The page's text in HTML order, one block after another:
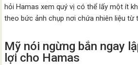
hỏi Hamas xem quý vị có thể lấy một ít
theo bức ảnh chụp nơi chứa nhiên liệu từ
Mỹ nói ngừng bắn ngay
lợi cho Hamas